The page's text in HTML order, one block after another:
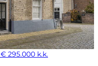
€ 295.000 k.k.